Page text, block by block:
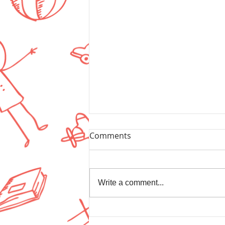
Comments
Write a comment...